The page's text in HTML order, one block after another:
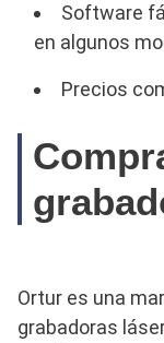
Software
en algunos
Precios
Ortur es una
grabadoras